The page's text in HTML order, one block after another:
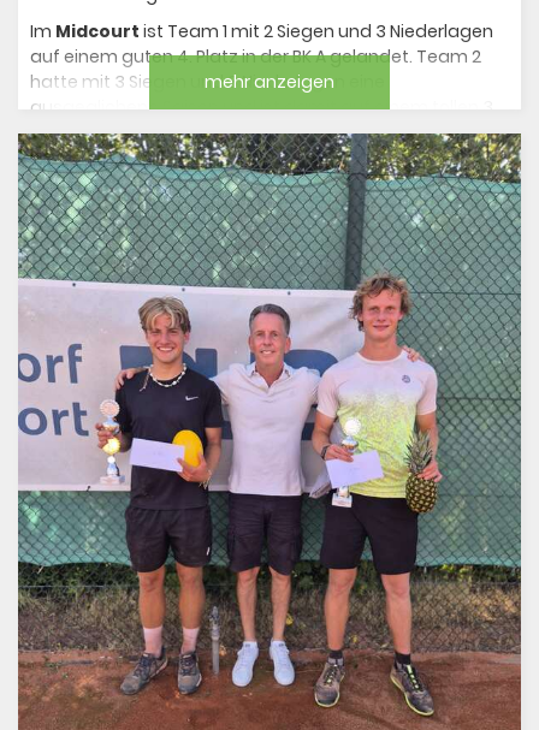
Im Midcourt ist Team 1 mit 2 Siegen und 3 Niederlagen
auf einem guten 4. Platz in der BK A gelandet. Team 2
hatte mit 3 Siegen und 3 Niederlagen eine
ausgeglichene Saison und ist damit auf einem tollen 3.
Platz in der BK B gelandet. Herzlichen Glückwunsch an
beide Teams.
Für fast alle Kinder, die in diesem Jahr Midcourt gespielt
haben, geht es in der nächsten Saison nun im Großfeld
um Punkte.
ImMinifeldläuft die Saison noch im September weiter.
3 Mannschaften des TCR sind hier gemeldet und
kämpfen an jeweils 3 Spieltagen gegen jeweils 3
Mannschaften um Punkte für die Endrunde, die am
23.09. stattfinden wird. Ob und welche Mannschaften
dabei sein werden, wissen wir leider erst kurz vorher. Fest
steht aber, dass auch im Minifeld toll gespielt wurde und
sich alle ordentlich weiterentwickelt haben über den
Sommer.
Neben den Mannschaftsspielen, bietet der Bezirk
darüber hinaus auch noch Midcourt- und
Minifeldbezirksmeisterschaften im Einzel an, sowie den
Minifeldmannschaftspokal. Auch hier waren zahlreiche
Kinder des TCR am Start und haben viel Spielpraxis
gesammelt. Noch letzte Woche waren 2 Mannschaften
im Mannschaftspokal auf der Anlage von RW Düsseldorf
dabei. Unter die Platzierten kam dieses Jahr Sophie
Backhaus als 3. bei den Minifeldbezirksmeisterschaften
mehr anzeigen